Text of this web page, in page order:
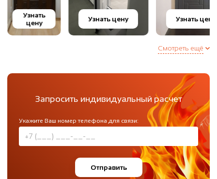
Узнать
цену
Узнать цену Узнать цену
Смотреть ещё
Запросить индивидуальный расчет
Укажите Ваш номер телефона для связи:
Отправить